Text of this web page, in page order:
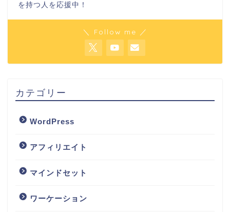
を持つ人を応援中！
＼ Follow me ／
カテゴリー
WordPress
アフィリエイト
マインドセット
ワーケーション